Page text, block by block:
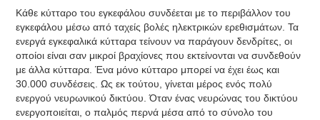
Κάθε κύτταρο του εγκεφάλου συνδέεται με το περιβάλλον του
εγκεφάλου μέσω από ταχείς βολές ηλεκτρικών ερεθισμάτων. Τα
ενεργά εγκεφαλικά κύτταρα τείνουν να παράγουν δενδρίτες, οι
οποίοι είναι σαν μικροί βραχίονες που εκτείνονται να συνδεθούν
με άλλα κύτταρα. Ένα μόνο κύτταρο μπορεί να έχει έως και
30.000 συνδέσεις. Ως εκ τούτου, γίνεται μέρος ενός πολύ
ενεργού νευρωνικού δικτύου. Όταν ένας νευρώνας του δικτύου
ενεργοποιείται, ο παλμός περνά μέσα από το σύνολο του